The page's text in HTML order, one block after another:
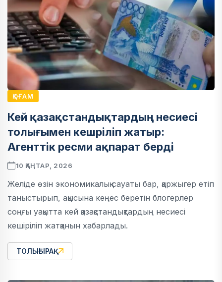
ҚОҒАМ
Кей қазақстандықтардың несиесі
толығымен кешріліп жатыр:
Агенттік ресми ақпарат берді
10 ҚАҢТАР, 2026
Желіде өзін экономикалық сауаты бар, қаржыгер етіп
таныстырып, ақысына кеңес беретін блогерлер
соңғы уақытта кей қазақстандықтардың несиесі
кешіріліп жатқанын хабарлады.
ТОЛЫҒЫРАҚ